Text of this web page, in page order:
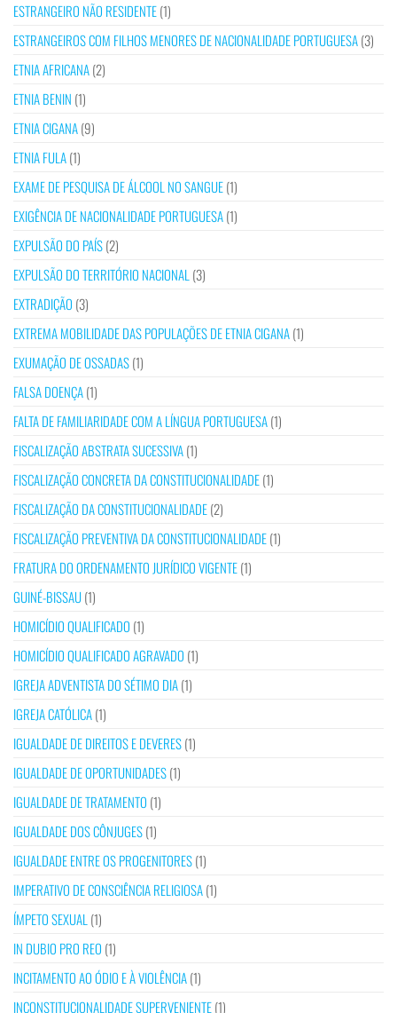
ESTRANGEIRO NÃO RESIDENTE(1)
ESTRANGEIROS COM FILHOS MENORES DE NACIONALIDADE PORTUGUESA(3)
ETNIA AFRICANA(2)
ETNIA BENIN (1)
ETNIA CIGANA(9)
ETNIA FULA(1)
EXAME DE PESQUISA DE ÁLCOOL NO SANGUE(1)
EXIGÊNCIA DE NACIONALIDADE PORTUGUESA(1)
EXPULSÃO DO PAÍS(2)
EXPULSÃO DO TERRITÓRIO NACIONAL (3)
EXTRADIÇÃO (3)
EXTREMA MOBILIDADE DAS POPULAÇÕES DE ETNIA CIGANA(1)
EXUMAÇÃO DE OSSADAS(1)
FALSA DOENÇA(1)
FALTA DE FAMILIARIDADE COM A LÍNGUA PORTUGUESA(1)
FISCALIZAÇÃO ABSTRATA SUCESSIVA(1)
FISCALIZAÇÃO CONCRETA DA CONSTITUCIONALIDADE(1)
FISCALIZAÇÃO DA CONSTITUCIONALIDADE(2)
FISCALIZAÇÃO PREVENTIVA DA CONSTITUCIONALIDADE(1)
FRATURA DO ORDENAMENTO JURÍDICO VIGENTE(1)
GUINÉ-BISSAU(1)
HOMICÍDIO QUALIFICADO (1)
HOMICÍDIO QUALIFICADO AGRAVADO (1)
IGREJA ADVENTISTA DO SÉTIMO DIA(1)
IGREJA CATÓLICA(1)
IGUALDADE DE DIREITOS E DEVERES(1)
IGUALDADE DE OPORTUNIDADES(1)
IGUALDADE DE TRATAMENTO (1)
IGUALDADE DOS CÔNJUGES(1)
IGUALDADE ENTRE OS PROGENITORES(1)
IMPERATIVO DE CONSCIÊNCIA RELIGIOSA(1)
ÍMPETO SEXUAL (1)
IN DUBIO PRO REO (1)
INCITAMENTO AO ÓDIO E À VIOLÊNCIA(1)
INCONSTITUCIONALIDADE SUPERVENIENTE(1)